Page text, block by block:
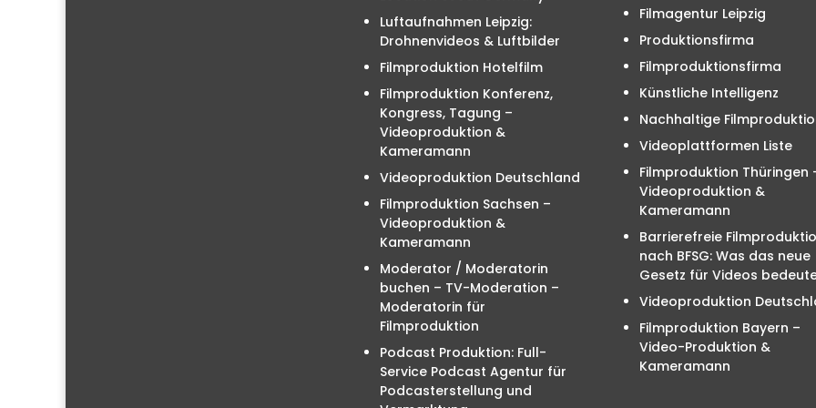
Luftaufnahmen Leipzig:
Drohnenvideos & Luftbilder
Filmproduktion Hotelfilm
Filmproduktion Konferenz,
Kongress, Tagung –
Videoproduktion &
Kameramann
Videoproduktion Deutschland
Filmproduktion Sachsen –
Videoproduktion &
Kameramann
Moderator / Moderatorin
buchen – TV-Moderation –
Moderatorin für
Filmproduktion
Podcast Produktion: Full-
Service Podcast Agentur für
Podcasterstellung und
Filmagentur Leipzig
Produktionsfirma
Filmproduktionsfirma
Künstliche Intelligenz
Nachhaltige
Videoplattformen Liste
Filmproduktion Thüringen
Videoproduktion &
Kameramann
Barrierefreie
nach BFSG: Was das neue
Gesetz für Videos
Videoproduktion
Filmproduktion Bayern –
Video-Produktion &
Kameramann